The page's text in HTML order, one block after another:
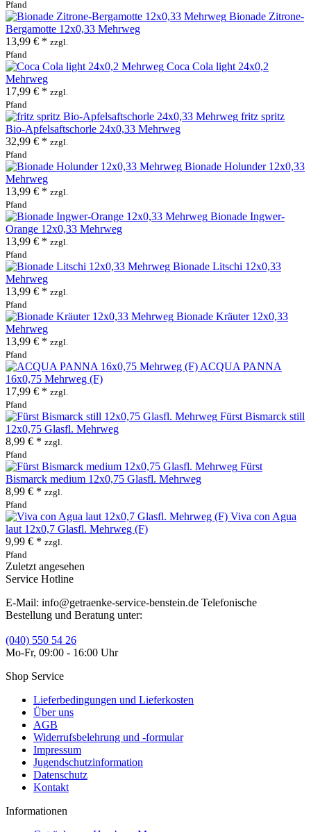
Pfand
Bionade Zitrone-
Bergamotte 12x0,33 Mehrweg
13,99 € * zzgl.
Pfand
Coca Cola light 24x0,2
Mehrweg
17,99 € * zzgl.
Pfand
fritz spritz
Bio-Apfelsaftschorle 24x0,33 Mehrweg
32,99 € * zzgl.
Pfand
Bionade Holunder 12x0,33
Mehrweg
13,99 € * zzgl.
Pfand
Bionade Ingwer-
Orange 12x0,33 Mehrweg
13,99 € * zzgl.
Pfand
Bionade Litschi 12x0,33
Mehrweg
13,99 € * zzgl.
Pfand
Bionade Kräuter 12x0,33
Mehrweg
13,99 € * zzgl.
Pfand
ACQUA PANNA
16x0,75 Mehrweg (F)
17,99 € * zzgl.
Pfand
Fürst Bismarck still
12x0,75 Glasfl. Mehrweg
8,99 € * zzgl.
Pfand
Fürst
Bismarck medium 12x0,75 Glasfl. Mehrweg
8,99 € * zzgl.
Pfand
Viva con Agua
laut 12x0,7 Glasfl. Mehrweg (F)
9,99 € * zzgl.
Pfand
Zuletzt angesehen
Service Hotline
E-Mail: info@getraenke-service-benstein.de Telefonische
Bestellung und Beratung unter:
(040) 550 54 26
Mo-Fr, 09:00 - 16:00 Uhr
Shop Service
Lieferbedingungen und Lieferkosten
Über uns
AGB
Widerrufsbelehrung und -formular
Impressum
Jugendschutzinformation
Datenschutz
Kontakt
Informationen